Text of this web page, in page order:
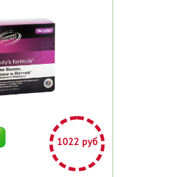
1022 руб